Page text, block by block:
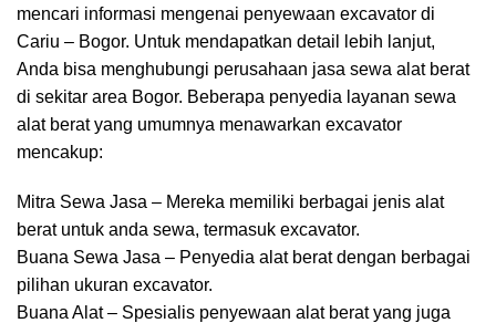
mencari informasi mengenai penyewaan excavator di
Cariu – Bogor. Untuk mendapatkan detail lebih lanjut,
Anda bisa menghubungi perusahaan jasa sewa alat berat
di sekitar area Bogor. Beberapa penyedia layanan sewa
alat berat yang umumnya menawarkan excavator
mencakup:
Mitra Sewa Jasa – Mereka memiliki berbagai jenis alat
berat untuk anda sewa, termasuk excavator.
Buana Sewa Jasa – Penyedia alat berat dengan berbagai
pilihan ukuran excavator.
Buana Alat – Spesialis penyewaan alat berat yang juga